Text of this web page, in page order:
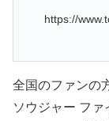
https://
全国のファンの
ソウジャー フ